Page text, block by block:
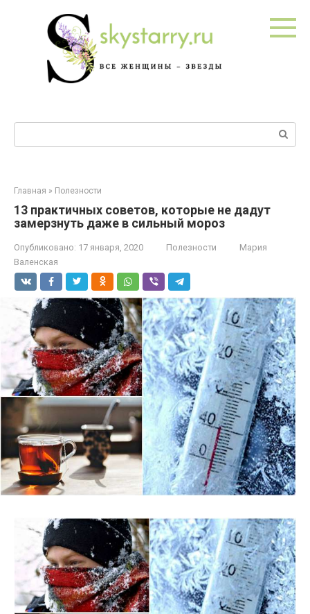
Поиск:
Главная » Полезности
13 практичных советов, которые не дадут
замерзнуть даже в сильный мороз
Опубликовано: 17 января, 2020 Полезности
Мария
Валенская